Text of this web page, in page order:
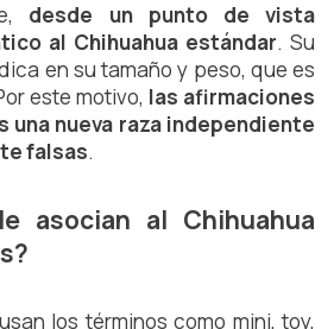
desde un punto de vista
al Chihuahua estándar. Su
en su tamaño y peso, que es
este motivo, las afirmaciones
una nueva raza independiente
falsas.
asocian al Chihuahua
los términos como mini, toy,